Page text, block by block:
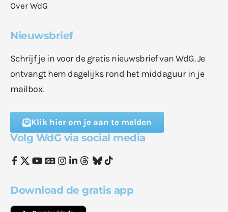
Over WdG
Nieuwsbrief
Schrijf je in voor de gratis nieuwsbrief van WdG. Je
ontvangt hem dagelijks rond het middaguur in je
mailbox.
Klik hier om je aan te melden
Volg WdG via social media
Download de gratis app